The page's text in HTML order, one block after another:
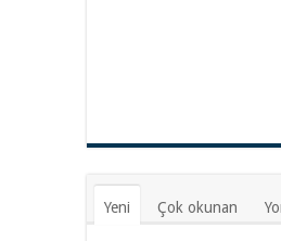
Yeni Çok okunan